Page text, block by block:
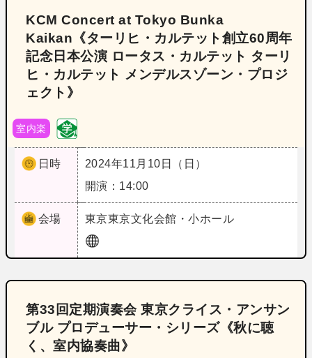
KCM Concert at Tokyo Bunka
Kaikan《ターリヒ・カルテット創立60周年
記念日本公演 ロータス・カルテット ターリ
ヒ・カルテット メンデルスゾーン・プロジ
ェクト》
室内楽
日時
2024年11月10日（日）
開演：14:00
会場 東京東京文化会館・小ホール
第33回定期演奏会 東京クライス・アンサン
ブル プロデューサー・シリーズ《秋に聴
く、室内協奏曲》